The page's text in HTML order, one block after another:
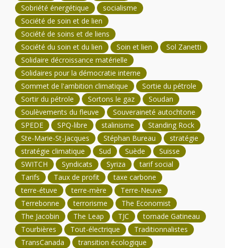
Sobriété énergétique
socialisme
Société de soin et de lien
Société de soins et de liens
Société du soin et du lien
Soin et lien
Sol Zanetti
Solidaire décroissance matérielle
Solidaires pour la démocratie interne
Sommet de l'ambition climatique
Sortie du pétrole
Sortir du pétrole
Sortons le gaz
Soudan
Soulèvements du fleuve
Souveraineté autochtone
SPEDE
SPQ-libre stalinisme
Standing Rock
Ste-Marie-St-Jacques
Stéphan Bureau
stratégie
stratégie climatique
Sud Suède
Suisse
SWITCH
Syndicats Syriza
tarif social
Tarifs
Taux de profit
taxe carbone
terre-étuve
terre-mère
Terre-Neuve
Terrebonne
terrorisme
The Economist
The Jacobin
The Leap TJC
tornade Gatineau
Tourbières
Tout-électrique
Traditionnalistes
TransCanada
transition écologique